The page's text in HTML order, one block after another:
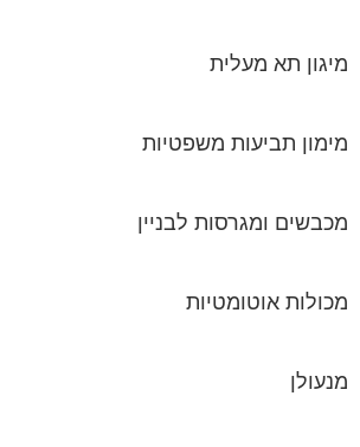
מיגון תא מעלית
מימון תביעות משפטיות
מכבשים ומגרסות לבניין
מכולות אוטומטיות
מנעולן